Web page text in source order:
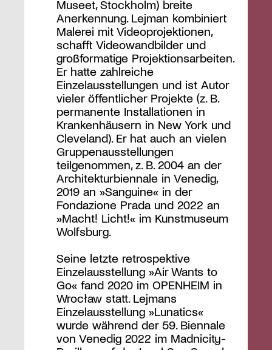
Museet, Stockholm) breite
Anerkennung. Lejman kombiniert
Malerei mit Videoprojektionen,
schafft Videowandbilder und
großformatige Projektionsarbeiten.
Er hatte zahlreiche
Einzelausstellungen und ist Autor
vieler öffentlicher Projekte (z. B.
permanente Installationen in
Krankenhäusern in New York und
Cleveland). Er hat auch an vielen
Gruppenausstellungen
teilgenommen, z. B. 2004 an der
Architekturbiennale in Venedig,
2019 an »Sanguine« in der
Fondazione Prada und 2022 an
»Macht! Licht!« im Kunstmuseum
Wolfsburg.
Seine letzte retrospektive
Einzelausstellung »Air Wants to
Go« fand 2020 im OPENHEIM in
Wrocław statt. Lejmans
Einzelausstellung »Lunatics«
wurde während der 59. Biennale
von Venedig 2022 im Madnicity-